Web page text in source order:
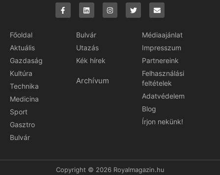
Főoldal
Aktuális
Gazdaság
Kultúra
Technika
Medicina
Sport
Gasztro
Bulvár
Bulvár
Utazás
Kék hírek
Archívum
Médiaajánlat
Impresszum
Partnereink
Felhasználási
feltételek
Adatvédelem
Blog
Írjon nekünk!
Copyright © 2026 Royalmagazin.hu